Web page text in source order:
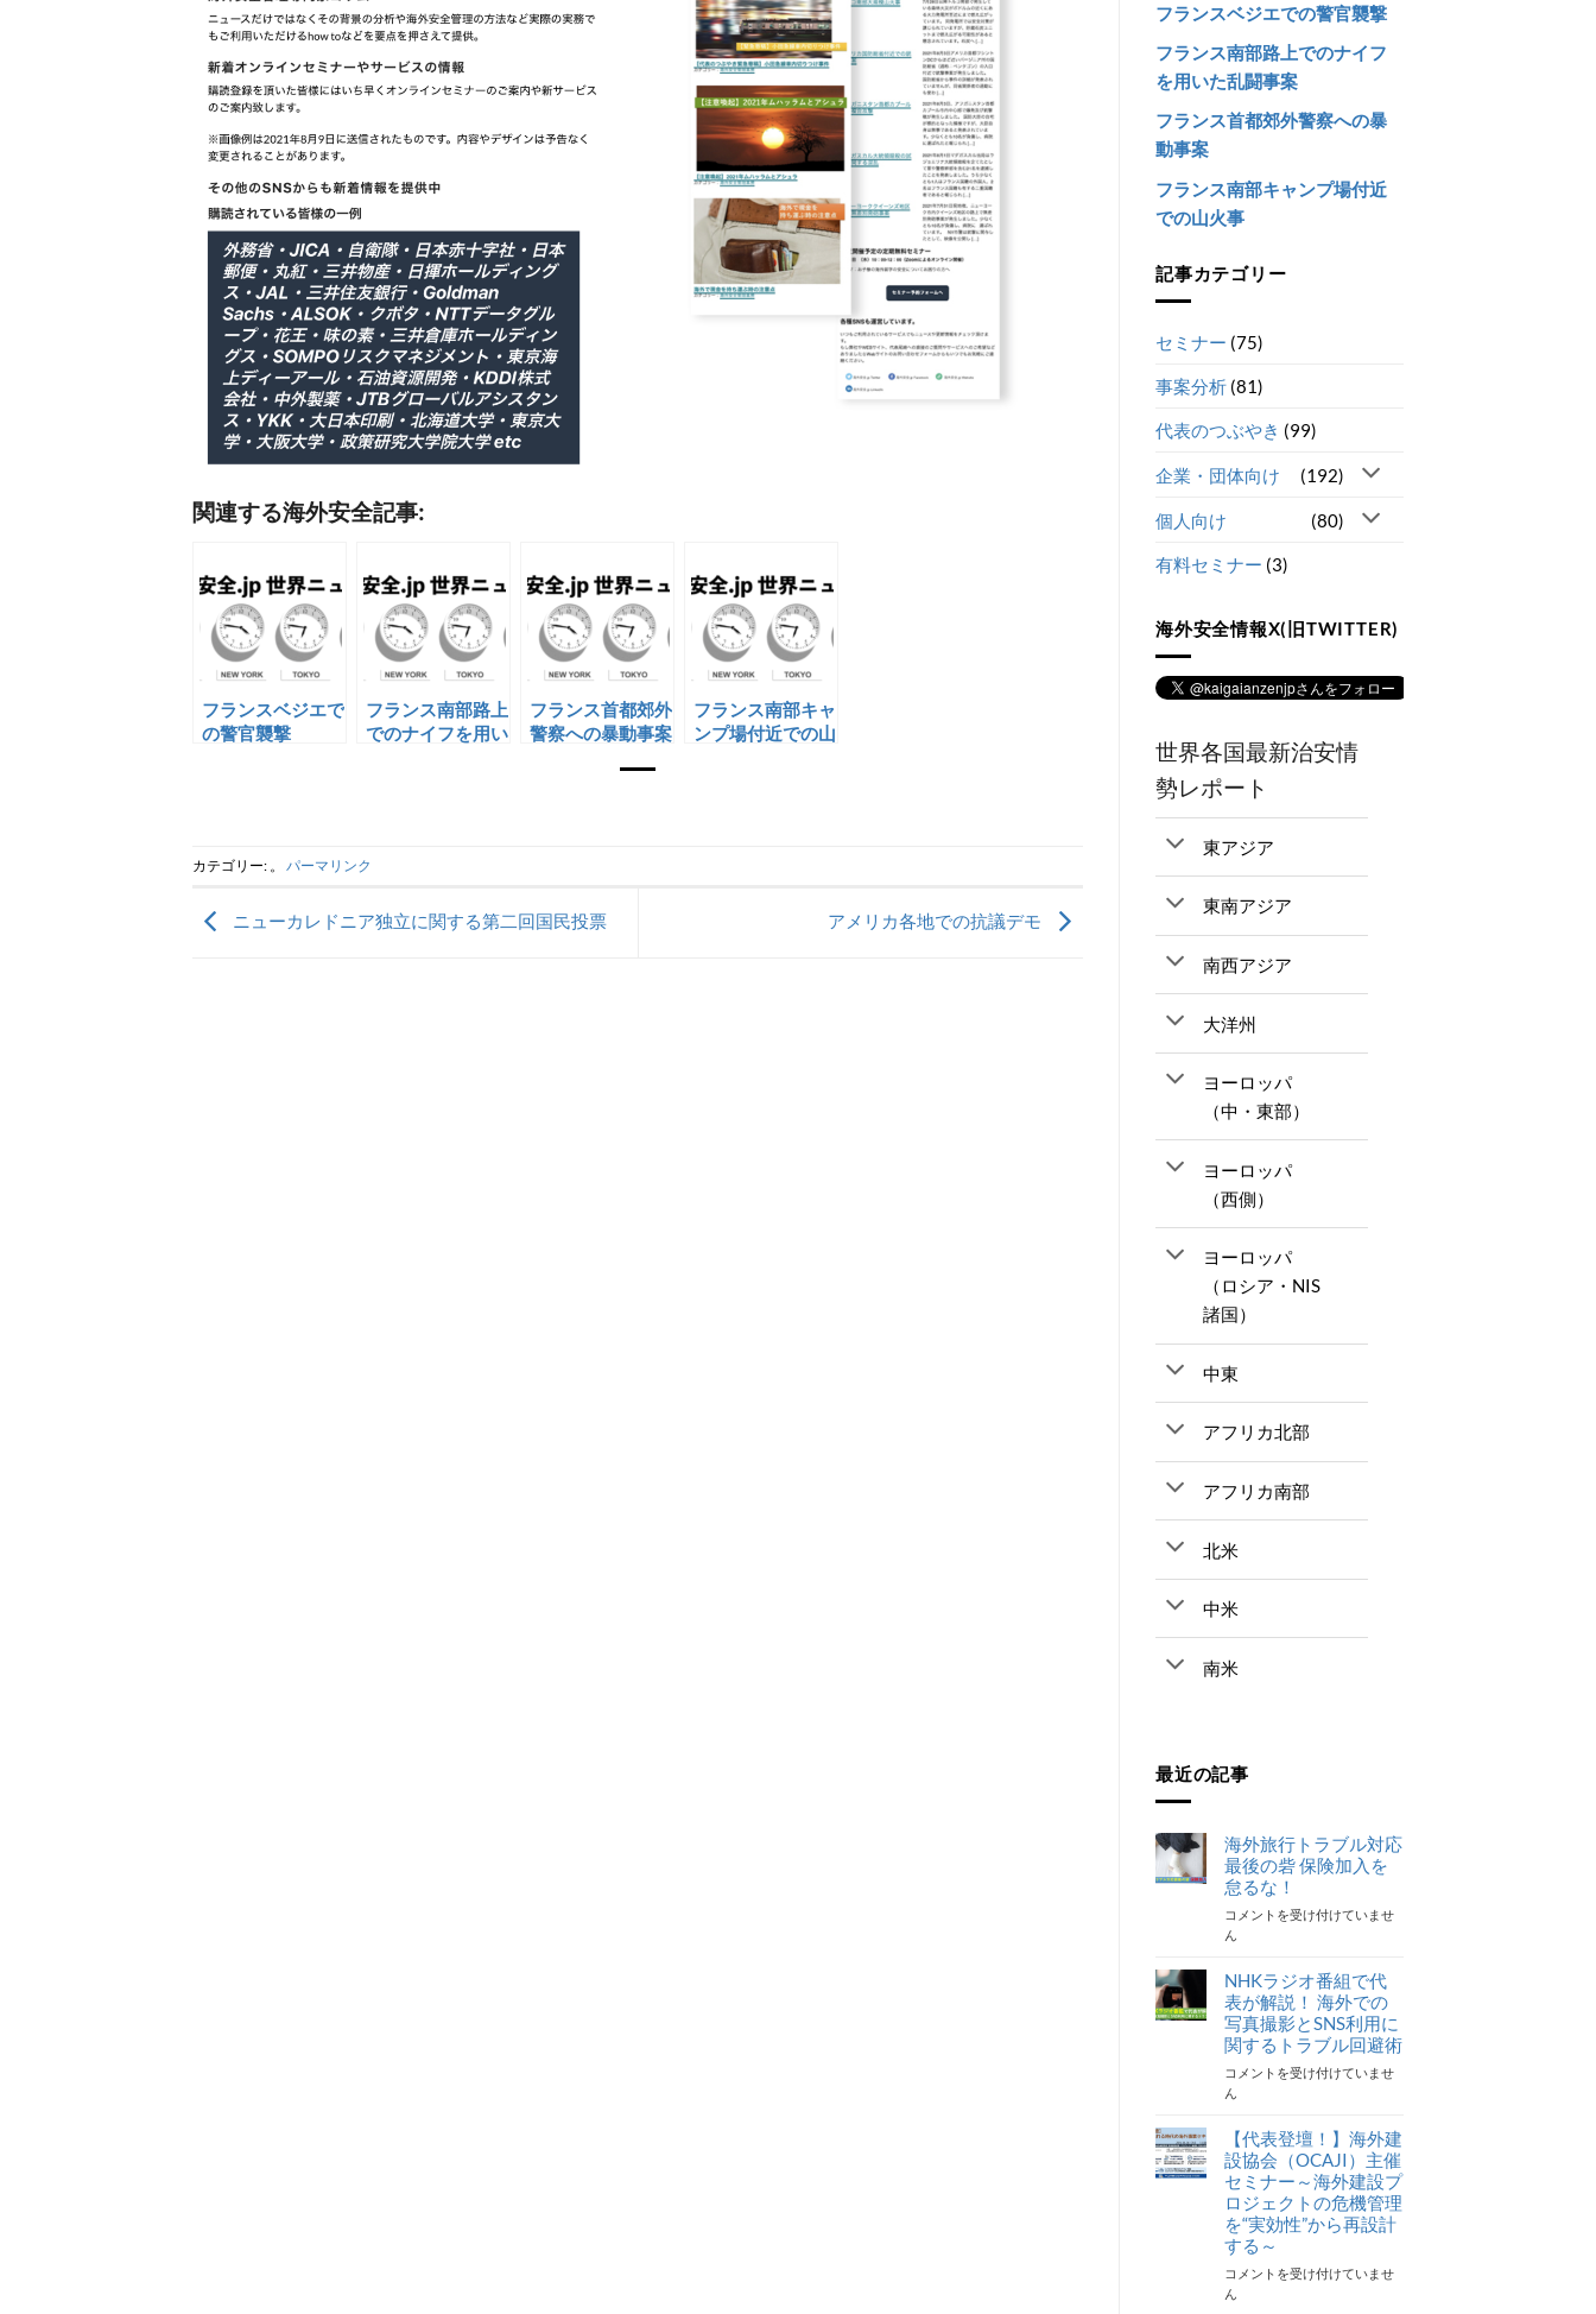
関連する海外安全記事:
フランスベジエで
の警官襲撃
フランス南部路上
でのナイフを用い
フランス首都郊外
警察への暴動事案
フランス南部キャ
ンプ場付近での山
カテゴリー: 。 パーマリンク
ニューカレドニア独立に関する第二回国民投票 アメリカ各地での抗議デモ
フランスベジエでの警官襲撃
フランス南部路上でのナイフ
を用いた乱闘事案
フランス首都郊外警察への暴
動事案
フランス南部キャンプ場付近
での山火事
記事カテゴリー
セミナー (75)
事案分析 (81)
代表のつぶやき (99)
企業・団体向け (192)
個人向け (80)
有料セミナー (3)
海外安全情報X(旧TWITTER)
世界各国最新治安情
勢レポート
東アジア
東南アジア
南西アジア
大洋州
ヨーロッパ
（中・東部）
ヨーロッパ
（西側）
ヨーロッパ
（ロシア・NIS
諸国）
中東
アフリカ北部
アフリカ南部
北米
中米
南米
最近の記事
海外旅行トラブル対応
最後の砦 保険加入を
怠るな！
海
外
行
ト
ラ
ブ
ル
対
応
の
砦
保
険
加
入
を
怠
コメントを受け付けていませ
ん
NHKラジオ番組で代
表が解説！ 海外での
写真撮影とSNS利用に
関するトラブル回避術
NHK
ラ
オ
番
組
で
代
表
が
解
説！
コメントを受け付けていませ
ん
【代表登壇！】海外建
設協会（OCAJI）主催
セミナー～海外建設プ
ロジェクトの危機管理
を“実効性”から再設計
する～
【代
表
コメントを受け付けていませ
ん